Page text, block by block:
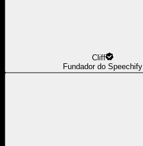
Cliff
Fundador do Speechify